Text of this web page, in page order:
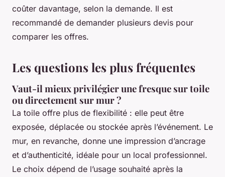
coûter davantage, selon la demande. Il est
recommandé de demander plusieurs devis pour
comparer les offres.
Les questions les plus fréquentes
Vaut-il mieux privilégier une fresque sur toile
ou directement sur mur ?
La toile offre plus de flexibilité : elle peut être
exposée, déplacée ou stockée après l’événement. Le
mur, en revanche, donne une impression d’ancrage
et d’authenticité, idéale pour un local professionnel.
Le choix dépend de l’usage souhaité après la